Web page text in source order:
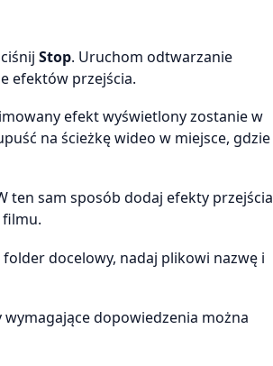
Stop. Uruchom odtwarzanie
efektów przejścia.
efekt wyświetlony zostanie w
na ścieżkę wideo w miejsce, gdzie
ten sam sposób dodaj efekty przejścia
filmu.
docelowy, nadaj plikowi nazwę i
wymagające dopowiedzenia można